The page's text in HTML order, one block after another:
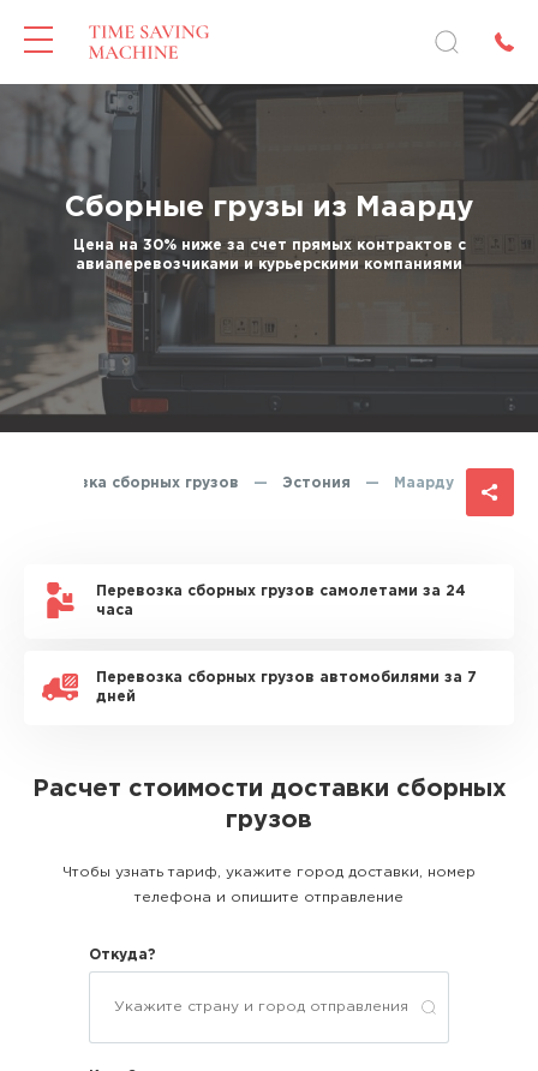
Сборные грузы из Маарду
Цена на 30% ниже за счет прямых контрактов с
авиаперевозчиками и курьерскими компаниями
Перевозка сборных грузов — Эстония — Маарду
Перевозка сборных грузов самолетами за 24
часа
Перевозка сборных грузов автомобилями за 7
дней
Расчет стоимости доставки сборных
грузов
Чтобы узнать тариф, укажите город доставки, номер
телефона и опишите отправление
Откуда?